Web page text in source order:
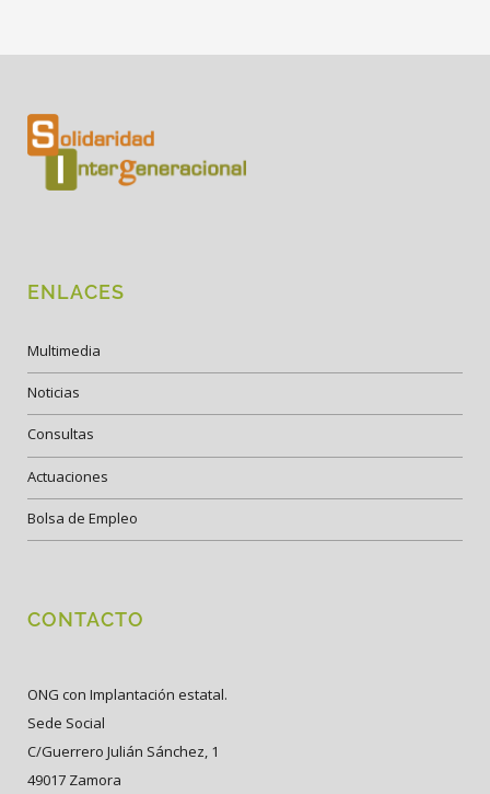
ENLACES
Multimedia
Noticias
Consultas
Actuaciones
Bolsa de Empleo
CONTACTO
ONG con Implantación estatal.
Sede Social
C/Guerrero Julián Sánchez, 1
49017 Zamora